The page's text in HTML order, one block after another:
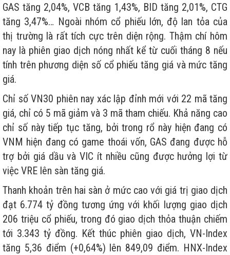
GAS tăng 2,04%, VCB tăng 1,43%, BID tăng 2,01%, CTG
tăng 3,47%… Ngoài nhóm cổ phiếu lớn, độ lan tỏa của
thị trường là rất tích cực trên diện rộng. Thậm chí hôm
nay là phiên giao dịch nóng nhất kể từ cuối tháng 8 nếu
tính trên phương diện số cổ phiếu tăng giá và mức tăng
giá.
Chỉ số VN30 phiên nay xác lập đỉnh mới với 22 mã tăng
giá, chỉ có 5 mã giảm và 3 mã tham chiếu. Khả năng cao
chỉ số này tiếp tục tăng, bởi trong rổ này hiện đang có
VNM hiện đang có game thoái vốn, GAS đang được hỗ
trợ bởi giá dầu và VIC ít nhiều cũng được hưởng lợi từ
việc VRE lên sàn tăng giá.
Thanh khoản trên hai sàn ở mức cao với giá trị giao dịch
đạt 6.774 tỷ đồng tương ứng với khối lượng giao dịch
206 triệu cổ phiếu, trong đó giao dịch thỏa thuận chiếm
tới 3.343 tỷ đồng. Kết thúc phiên giao dịch, VN-Index
tăng 5,36 điểm (+0,64%) lên 849,09 điểm. HNX-Index